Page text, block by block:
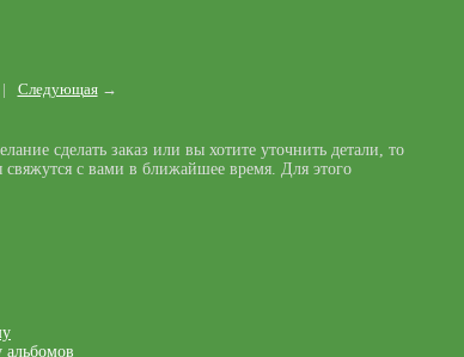
| Следующая→
сделать заказ или вы хотите уточнить детали, то
с вами в ближайшее время. Для этого
альбомов